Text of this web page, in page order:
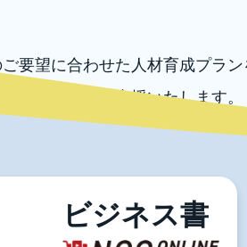
要望に合わせた人材育成プラン
ーションもご支援いたします。
合わせください。
い合わせ
0787
ビジネス書